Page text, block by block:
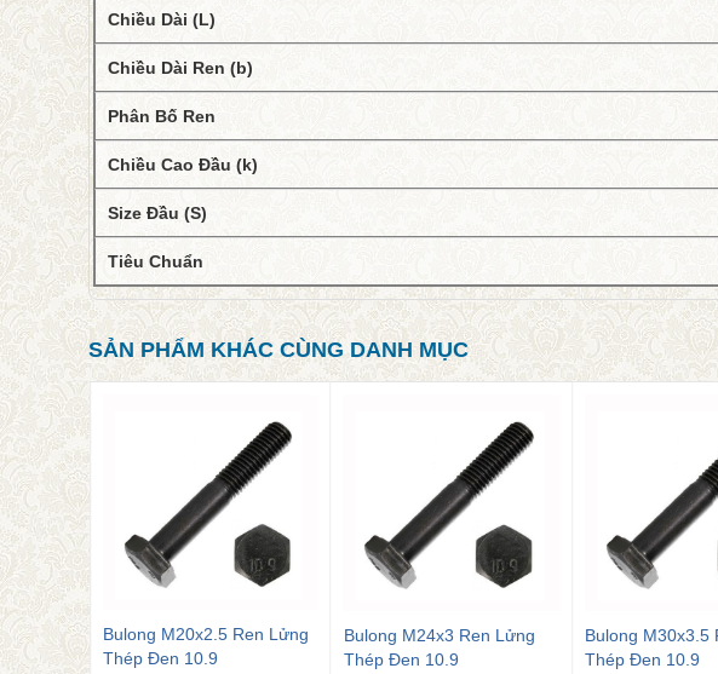
Chiều Dài (L)
Chiều Dài Ren (b)
Phân Bố Ren
Chiều Cao Đầu (k)
Size Đầu (S)
Tiêu Chuẩn
SẢN PHẨM KHÁC CÙNG DANH MỤC
M20x2.5 Ren Lửng
Đen 10.9
Bulong M24x3 Ren Lửng
Thép Đen 10.9
Bulong M30x3.5 Ren Lửng
Thép Đen 10.9